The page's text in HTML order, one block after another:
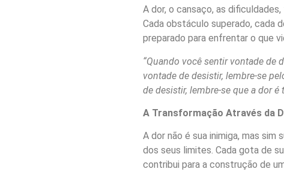
A dor, o cansaço, as
Cada obstáculo superado, cada
preparado para enfrentar o que
“Quando você sentir vontade de
vontade de desistir, lembre-se
de desistir, lembre-se que a dor é
A Transformação Através da
A dor não é sua inimiga, mas
dos seus limites. Cada gota de
contribui para a construção de